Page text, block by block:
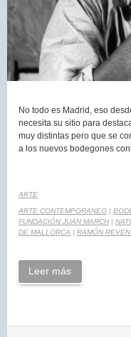
No todo es Madrid, eso
necesita su sitio para
muy distintas pero que se
a los nuevos bodegones
ARTE
ARTE CONTEMPORANEO |
FUNDACIÓN JUAN MARCH |
DE MALLORCA | RAMÓN
Leer más